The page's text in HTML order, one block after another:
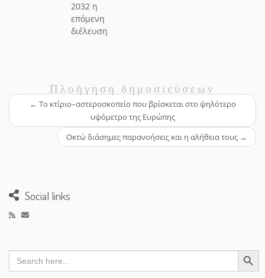
2032 η
επόμενη
διέλευση
Πλοήγηση δημοσιεύσεων
← Το κτίριο–αστεροσκοπείο που βρίσκεται στο ψηλότερο
υψόμετρο της Ευρώπης
Οκτώ διάσημες παρανοήσεις και η αλήθεια τους →
Social links
Search
for:
Search Button